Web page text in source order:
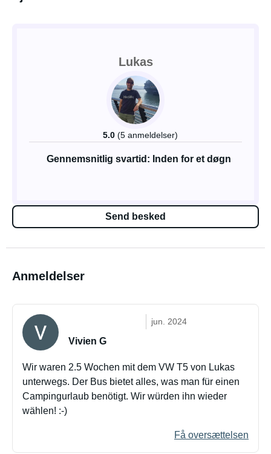
Lukas
5.0 (5 anmeldelser)
Gennemsnitlig svartid: Inden for et døgn
Send besked
Anmeldelser
jun. 2024
Vivien G
Wir waren 2.5 Wochen mit dem VW T5 von Lukas
unterwegs. Der Bus bietet alles, was man für einen
Campingurlaub benötigt. Wir würden ihn wieder
wählen! :-)
Få oversættelsen